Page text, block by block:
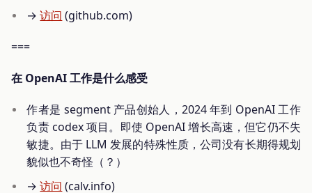
→访问 (github.com)
===
在 OpenAI 工作是什么感受
作者是 segment 产品创始人，2024 年到 OpenAI 工作
负责 codex 项目。即使 OpenAI 增长高速，但它仍不失
敏捷。由于 LLM 发展的特殊性质，公司没有长期得规划
貌似也不奇怪（？）
→访问 (calv.info)